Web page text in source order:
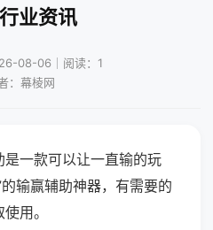
业资讯
08-06｜阅读：1
：幕棱网
一款可以让一直输的玩
输赢辅助神器，有需要的
用。